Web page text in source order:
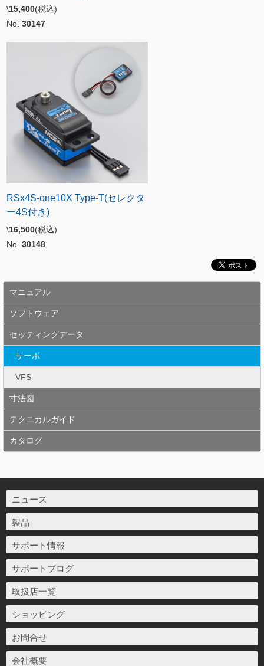
\15,400(税込)
No. 30147
RSx4S-one10X Type-T(セレクタ
ー4S付き)
\16,500(税込)
No. 30148
マニュアル
ソフトウェア
セッティングデータ
サーボ
VFS
寸法図
テクニカルガイド
カタログ
ニュース
製品
サポート情報
サポートブログ
取扱店一覧
ショッピング
お問合せ
会社概要